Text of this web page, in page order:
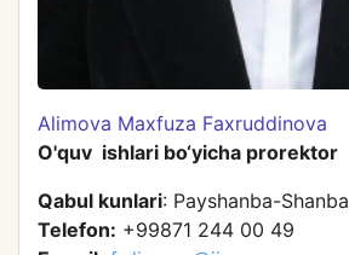
Alimova Maxfuza Faxruddinova
O'quv ishlari bo‘yicha prorektor
Qabul kunlari: Payshanba-Shanba
Telefon: +99871 244 00 49